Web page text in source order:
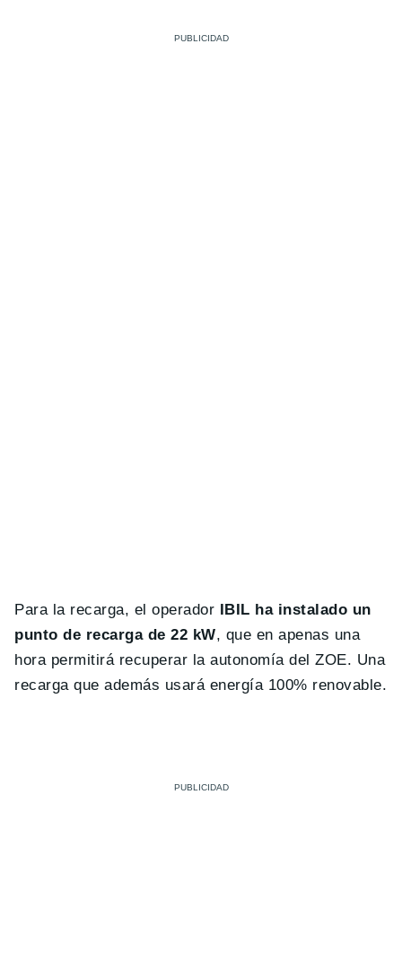
Para la recarga, el operador
IBIL ha instalado un
punto de recarga de 22 kW, que en apenas una
hora permitirá recuperar la autonomía del ZOE. Una
recarga que además usará energía 100% renovable.